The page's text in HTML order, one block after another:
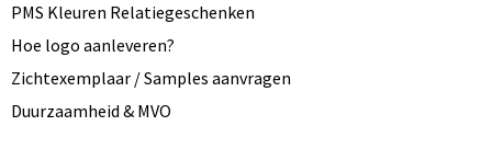
PMS Kleuren Relatiegeschenken
Hoe logo aanleveren?
Zichtexemplaar / Samples aanvragen
Duurzaamheid & MVO